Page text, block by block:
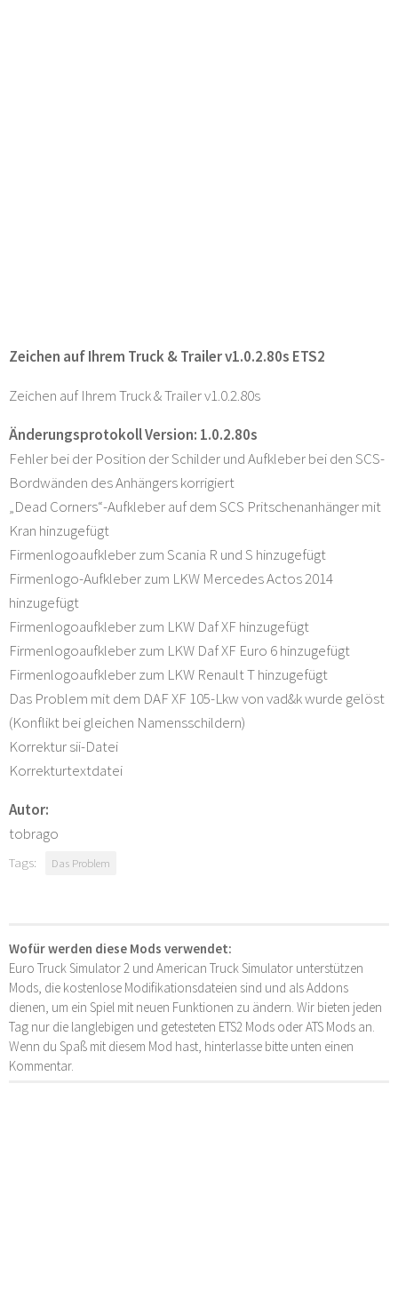
Zeichen auf Ihrem Truck & Trailer v1.0.2.80s ETS2
Zeichen auf Ihrem Truck & Trailer v1.0.2.80s
Änderungsprotokoll Version: 1.0.2.80s
Fehler bei der Position der Schilder und Aufkleber bei den SCS-
Bordwänden des Anhängers korrigiert
„Dead Corners“-Aufkleber auf dem SCS Pritschenanhänger mit
Kran hinzugefügt
Firmenlogoaufkleber zum Scania R und S hinzugefügt
Firmenlogo-Aufkleber zum LKW Mercedes Actos 2014
hinzugefügt
Firmenlogoaufkleber zum LKW Daf XF hinzugefügt
Firmenlogoaufkleber zum LKW Daf XF Euro 6 hinzugefügt
Firmenlogoaufkleber zum LKW Renault T hinzugefügt
Das Problem mit dem DAF XF 105-Lkw von vad&k wurde gelöst
(Konflikt bei gleichen Namensschildern)
Korrektur sii-Datei
Korrekturtextdatei
Autor:
tobrago
Tags: Das Problem
Wofür werden diese Mods verwendet:
Euro Truck Simulator 2 und American Truck Simulator unterstützen
Mods, die kostenlose Modifikationsdateien sind und als Addons
dienen, um ein Spiel mit neuen Funktionen zu ändern. Wir bieten jeden
Tag nur die langlebigen und getesteten ETS2 Mods oder ATS Mods an.
Wenn du Spaß mit diesem Mod hast, hinterlasse bitte unten einen
Kommentar.